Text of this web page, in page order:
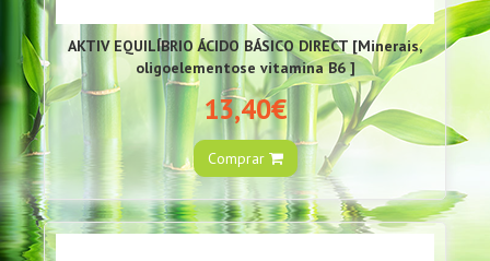
AKTIV EQUILÍBRIO ÁCIDO BÁSICO DIRECT [Minerais,
oligoelementose vitamina B6 ]
13,40€
Comprar